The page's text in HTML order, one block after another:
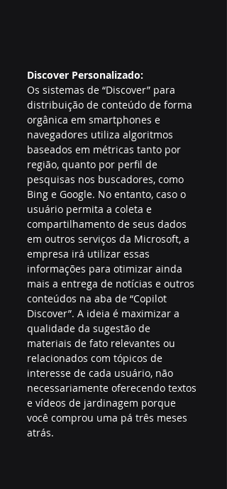
Discover Personalizado:
Os sistemas de “Discover” para
distribuição de conteúdo de forma
orgânica em smartphones e
navegadores utiliza algoritmos
baseados em métricas tanto por
região, quanto por perfil de
pesquisas nos buscadores, como
Bing e Google. No entanto, caso o
usuário permita a coleta e
compartilhamento de seus dados
em outros serviços da Microsoft, a
empresa irá utilizar essas
informações para otimizar ainda
mais a entrega de notícias e outros
conteúdos na aba de “Copilot
Discover”. A ideia é maximizar a
qualidade da sugestão de
materiais de fato relevantes ou
relacionados com tópicos de
interesse de cada usuário, não
necessariamente oferecendo textos
e vídeos de jardinagem porque
você comprou uma pá três meses
atrás.